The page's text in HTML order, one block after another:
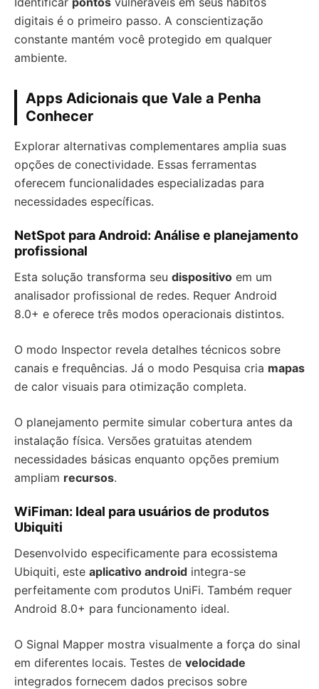
digitais é o primeiro passo. A conscientização
constante mantém você protegido em qualquer
ambiente.
Apps Adicionais que Vale a Penha
Conhecer
Explorar alternativas complementares amplia suas
opções de conectividade. Essas ferramentas
oferecem funcionalidades especializadas para
necessidades específicas.
NetSpot para Android: Análise e planejamento
profissional
Esta solução transforma seu dispositivo em um
analisador profissional de redes. Requer Android
8.0+ e oferece três modos operacionais distintos.
O modo Inspector revela detalhes técnicos sobre
canais e frequências. Já o modo Pesquisa cria mapas
de calor visuais para otimização completa.
O planejamento permite simular cobertura antes da
instalação física. Versões gratuitas atendem
necessidades básicas enquanto opções premium
ampliam recursos.
WiFiman: Ideal para usuários de produtos
Ubiquiti
Desenvolvido especificamente para ecossistema
Ubiquiti, este aplicativo android integra-se
perfeitamente com produtos UniFi. Também requer
Android 8.0+ para funcionamento ideal.
O Signal Mapper mostra visualmente a força do sinal
em diferentes locais. Testes de velocidade
integrados fornecem dados precisos sobre